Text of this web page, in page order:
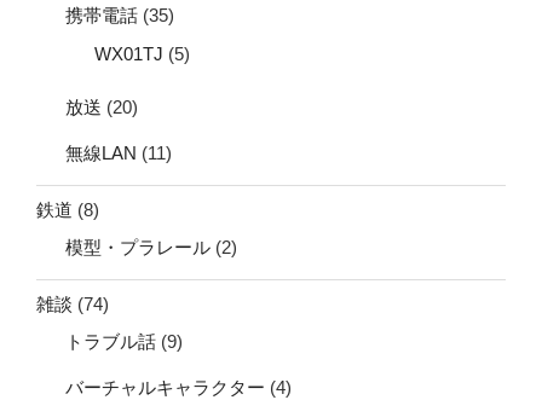
携帯電話 (35)
WX01TJ (5)
放送 (20)
無線LAN (11)
鉄道 (8)
模型・プラレール (2)
雑談 (74)
トラブル話 (9)
バーチャルキャラクター (4)